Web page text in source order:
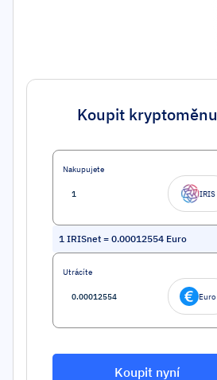
Koupit kryptoměnu
Nakupujete
IRIS
1 IRISnet = 0.00012554 Euro
Utrácíte
Euro
Koupit nyní